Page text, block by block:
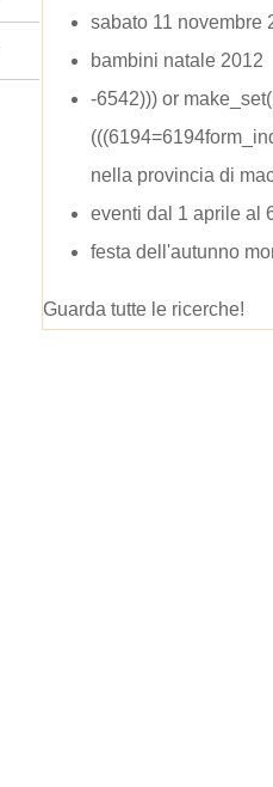
sabato 11 novembre
bambini natale 2012
-6542))) or
nella provincia di
eventi dal 1 aprile al
festa dell'autunno
Guarda tutte le ricerche!